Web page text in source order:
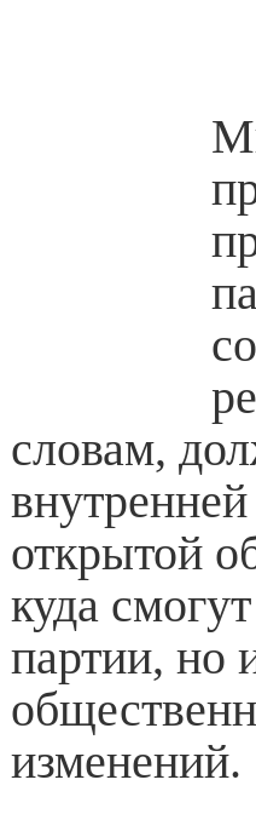
словам,
открытой
куда
партии, но
изменений.